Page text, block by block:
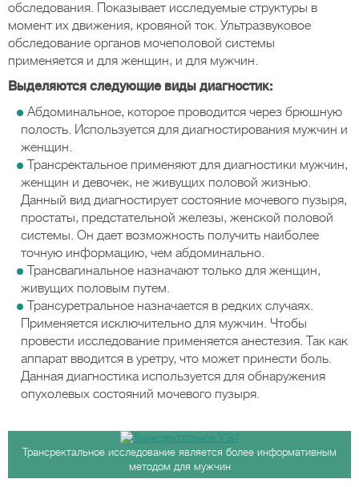
обследования. Показывает исследуемые структуры в
момент их движения, кровяной ток. Ультразвуковое
обследование органов мочеполовой системы
применяется и для женщин, и для мужчин.
Выделяются следующие виды диагностик:
Абдоминальное, которое проводится через брюшную
полость. Используется для диагностирования мужчин и
женщин.
Трансректальное применяют для диагностики мужчин,
женщин и девочек, не живущих половой жизнью.
Данный вид диагностирует состояние мочевого пузыря,
простаты, предстательной железы, женской половой
системы. Он дает возможность получить наиболее
точную информацию, чем абдоминально.
Трансвагинальное назначают только для женщин,
живущих половым путем.
Трансуретральное назначается в редких случаях.
Применяется исключительно для мужчин. Чтобы
провести исследование применяется анестезия. Так как
аппарат вводится в уретру, что может принести боль.
Данная диагностика используется для обнаружения
опухолевых состояний мочевого пузыря.
Трансректальное исследование является более информативным
методом для мужчин